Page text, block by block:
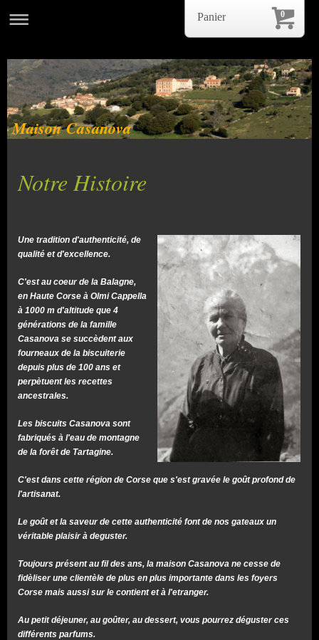
Maison Casanova
Notre Histoire
Une tradition d'authenticité, de
qualité et d'excellence.
C'est au coeur de la Balagne,
en Haute Corse à Olmi Cappella
à 1000 m d'altitude que 4
générations de la famille
Casanova se succèdent aux
fourneaux de la biscuiterie
depuis plus de 100 ans et
perpètuent les recettes
ancestrales.
Les biscuits Casanova sont
fabriqués à l'eau de montagne
de la forêt de Tartagine.
C'est dans cette région de Corse que s'est gravée le goût profond de
l'artisanat.
Le goût et la saveur de cette authenticité font de nos gateaux un
véritable plaisir à deguster.
Toujours présent au fil des ans, la maison Casanova ne cesse de
fidèliser une clientèle de plus en plus importante dans les foyers
Corse mais aussi sur le contient et à l'etranger.
Au petit déjeuner, au goûter, au dessert, vous pourrez déguster ces
différents parfums.
0
Panier